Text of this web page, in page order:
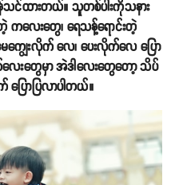
င်ထားတယ်။ သူတစ်ပါးကိုသနား
ကလေးတွေ၊ ရေသန့်ရောင်းတဲ့
ေးလိုက် လေ၊ ပေးလိုက်လေ ပြော
တွေမှာ အဲဒါလေးတွေတော့ သိပ်
ောပြလာပါတယ်။